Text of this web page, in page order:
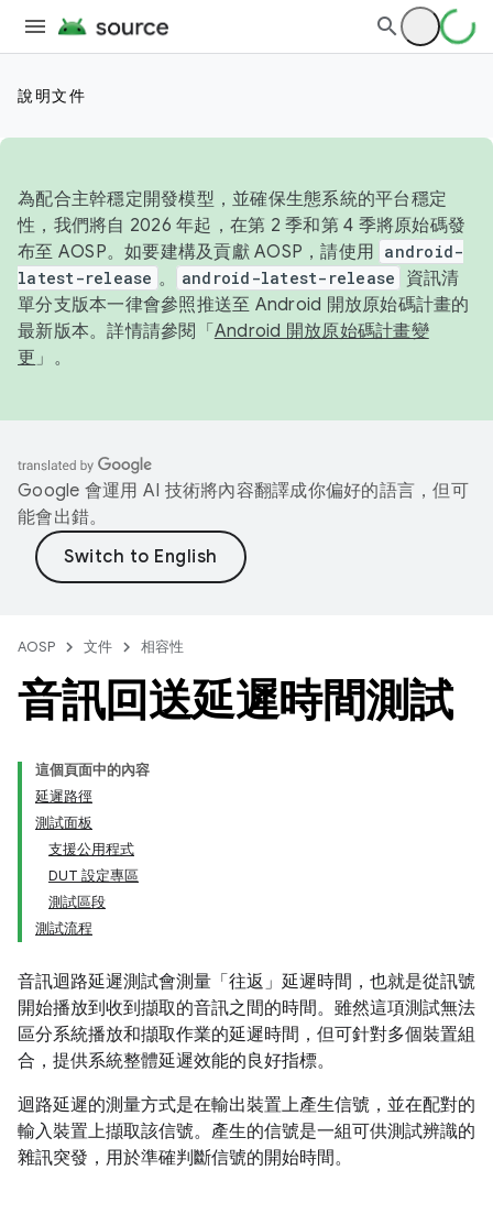
說明文件
為配合主幹穩定開發模型，並確保生態系統的平台穩定
性，我們將自 2026 年起，在第 2 季和第 4 季將原始碼發
布至 AOSP。如要建構及貢獻 AOSP，請使用 android-
latest-release 。 android-latest-release
資訊清
單分支版本一律會參照推送至 Android 開放原始碼計畫的
最新版本。詳情請參閱「 Android 開放原始碼計畫變
更 」。
Google 會運用 AI 技術將內容翻譯成你偏好的語言，但可
能會出錯。
AOSP 文件 相容性
音訊回送延遲時間測試
這個頁面中的內容
延遲路徑
測試面板
支援公用程式
DUT 設定專區
測試區段
測試流程
音訊迴路延遲測試會測量「往返」延遲時間，也就是從訊號
開始播放到收到擷取的音訊之間的時間。雖然這項測試無法
區分系統播放和擷取作業的延遲時間，但可針對多個裝置組
合，提供系統整體延遲效能的良好指標。
迴路延遲的測量方式是在輸出裝置上產生信號，並在配對的
輸入裝置上擷取該信號。產生的信號是一組可供測試辨識的
雜訊突發，用於準確判斷信號的開始時間。